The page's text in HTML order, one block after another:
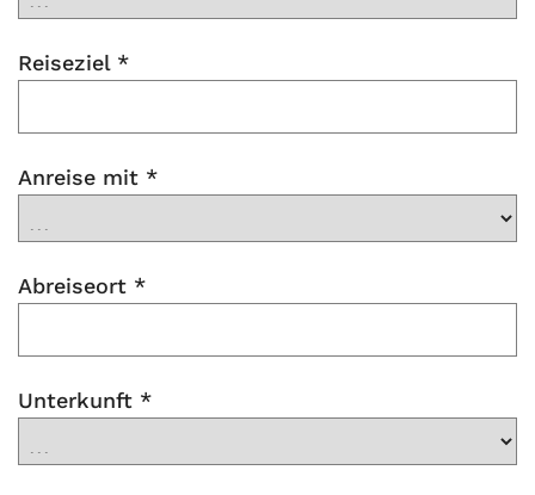
Reiseziel *
Anreise mit *
Abreiseort *
Unterkunft *